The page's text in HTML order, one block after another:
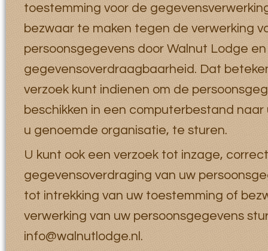
toestemming voor de
bezwaar te maken tegen de verwerking
persoonsgegevens door Walnut Lodge
gegevensoverdraagbaarheid. Dat
verzoek kunt indienen om de
beschikken in een computerbestand
u genoemde organisatie, te sturen.
U kunt ook een verzoek tot inzage,
gegevensoverdraging van uw
tot intrekking van uw toestemming of
verwerking van uw persoonsgegevens
info@walnutlodge.nl.